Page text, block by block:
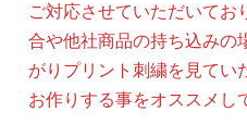
ご対応させていただいてお
合や他社商品の持ち込みの
がりプリント刺繍を見てい
お作りする事をオススメし